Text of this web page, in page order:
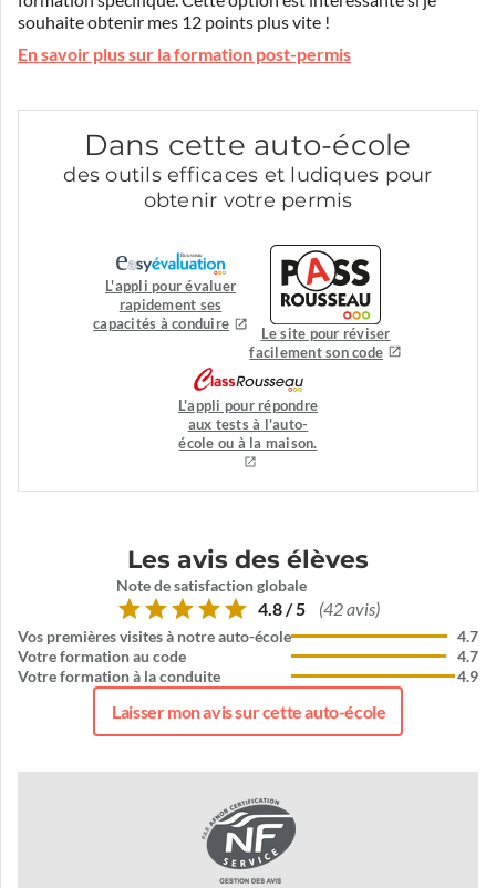
souhaite obtenir mes 12 points plus vite !
En savoir plus sur la formation post-permis
Dans cette auto-école
des outils efficaces et ludiques pour
obtenir votre permis
L'appli pour évaluer
rapidement ses
capacités à conduire
Le site pour réviser
facilement son code
L'appli pour répondre
aux tests à l'auto-
école ou à la maison.
Les avis des élèves
Note de satisfaction globale
4.8 / 5 (42 avis)
Vos premières visites à notre auto-école
Votre formation au code
Votre formation à la conduite
4.7
4.7
4.9
Laisser mon avis sur cette auto-école